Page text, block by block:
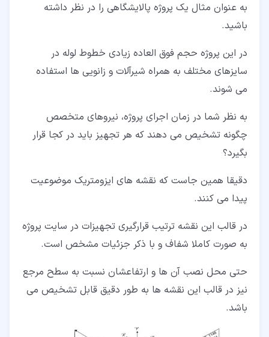
به عنوان مثال یک پروژه پالایشگاهی را در نظر داشته
باشید.
در این پروژه حجم فوق العاده زیادی خطوط لوله در
سایزهای مختلف به همراه شیرآلات و زانویی ها استفاده
می شوند.
به نظر شما در زمان اجرای پروژه، نیروهای متخصص
چگونه تشخیص می دهند که هر تجهیز باید در کجا قرار
بگیرد؟
دقیقا همین جاست که نقشه های ایزومتریک موضوعیت
پیدا می کنند.
در قالب این نقشه ترتیب قرارگیری تجهیزات در سایت پروژه
به صورت کاملا شفاف و با ذکر جزئیات مشخص است.
حتی محل نصب آن ها و ارتفاعشان نسبت به سطح مرجع
نیز در قالب این نقشه ها به طور دقیق قابل تشخیص می
باشد.